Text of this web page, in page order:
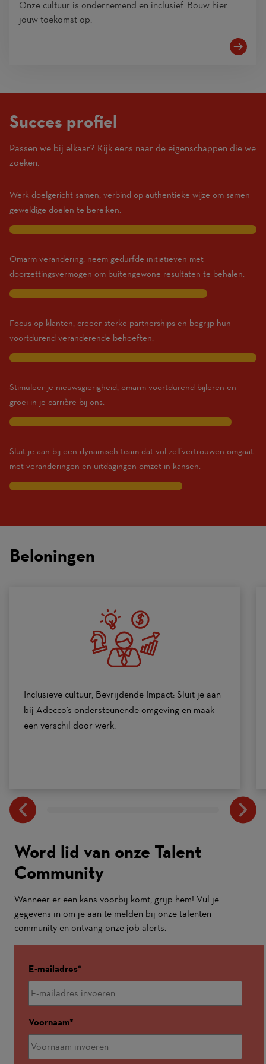
Onze cultuur is ondernemend en inclusief. Bouw hier
jouw toekomst op.
Succes profiel
Passen we bij elkaar? Kijk eens naar de eigenschappen die we
zoeken.
Werk doelgericht samen, verbind op authentieke wijze om samen
geweldige doelen te bereiken.
10
Omarm verandering, neem gedurfde initiatieven met
doorzettingsvermogen om buitengewone resultaten te behalen.
8
Focus op klanten, creëer sterke partnerships en begrijp hun
voortdurend veranderende behoeften.
10
Stimuleer je nieuwsgierigheid, omarm voortdurend bijleren en
groei in je carrière bij ons.
9
Sluit je aan bij een dynamisch team dat vol zelfvertrouwen omgaat
met veranderingen en uitdagingen omzet in kansen.
7
are
a
Beloningen
Inclusieve cultuur, Bevrijdende Impact: Sluit je aan
bij Adecco's ondersteunende omgeving en maak
een verschil door werk.
Word lid van onze Talent
Community
Wanneer er een kans voorbij komt, grijp hem! Vul je
gegevens in om je aan te melden bij onze talenten
community en ontvang onze job alerts.
E-mailadres
Voornaam